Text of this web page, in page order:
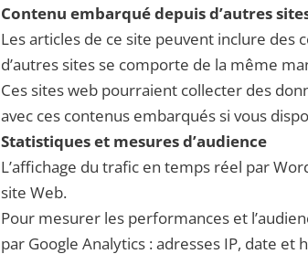
Contenu embarqué depuis d’autres
Les articles de ce site peuvent inclure des
d’autres sites se comporte de la même
Ces sites web pourraient collecter des
avec ces contenus embarqués si vous
Statistiques et mesures d’audience
L’affichage du trafic en temps réel par
site Web.
Pour mesurer les performances et
par Google Analytics : adresses IP, date